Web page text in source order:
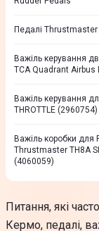
Педалі Thrustmaster
Важіль керування
TCA Quadrant Airbus
Важіль керування
THROTTLE (2960754)
Важіль коробки для
Thrustmaster TH8A
(4060059)
Питання, які
Кермо, педалі,